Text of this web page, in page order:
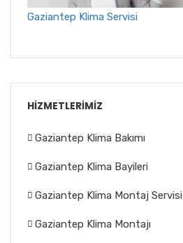
Gaziantep Klima Servisi
HIZMETLERIMIZ
Gaziantep Klima Bakımı
Gaziantep Klima Bayileri
Gaziantep Klima Montaj Servisi
Gaziantep Klima Montajı